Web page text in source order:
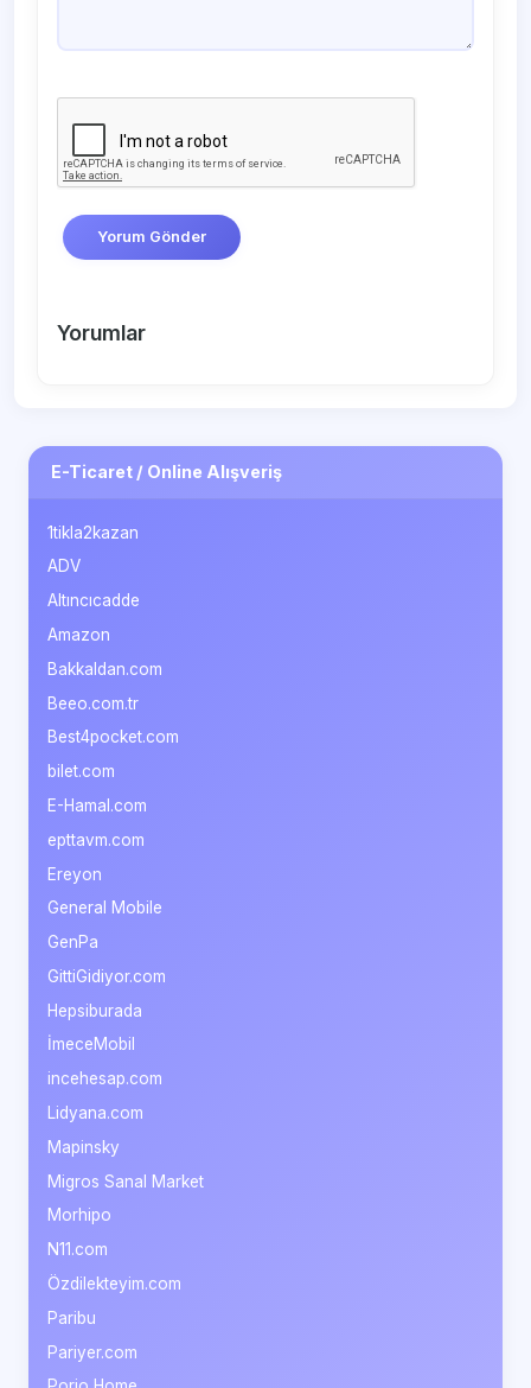
Yorum Gönder
Yorumlar
E-Ticaret / Online Alışveriş
1tikla2kazan
ADV
Altıncıcadde
Amazon
Bakkaldan.com
Beeo.com.tr
Best4pocket.com
bilet.com
E-Hamal.com
epttavm.com
Ereyon
General Mobile
GenPa
GittiGidiyor.com
Hepsiburada
İmeceMobil
incehesap.com
Lidyana.com
Mapinsky
Migros Sanal Market
Morhipo
N11.com
Özdilekteyim.com
Paribu
Pariyer.com